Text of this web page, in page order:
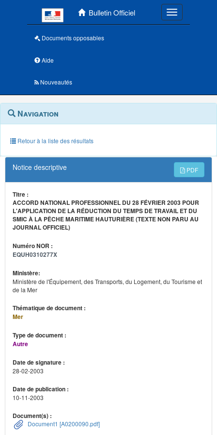
Bulletin Officiel Toggle
Documents opposables
Aide
Nouveautés
Navigation
outils
annexes
Menu
contextuel
Navigation
Retour à la liste des résultats
Notice descriptive PDF
Titre :
ACCORD NATIONAL PROFESSIONNEL DU 28 FÉVRIER 2003 POUR
L'APPLICATION DE LA RÉDUCTION DU TEMPS DE TRAVAIL ET DU
SMIC À LA PÊCHE MARITIME HAUTURIÈRE (TEXTE NON PARU AU
JOURNAL OFFICIEL)
Numéro NOR :
EQUH0310277X
Ministère:
Ministère de l'Équipement, des Transports, du Logement, du Tourisme et
de la Mer
Thématique de document :
Mer
Type de document :
Autre
Date de signature :
28-02-2003
Date de publication :
10-11-2003
Document(s) :
Document1 [A0200090.pdf]